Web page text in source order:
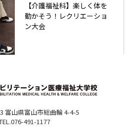
【介護福祉科】楽しく体を
動かそう！レクリエーショ
ン大会
富山県富山市総曲輪 4-4-5
491-1177